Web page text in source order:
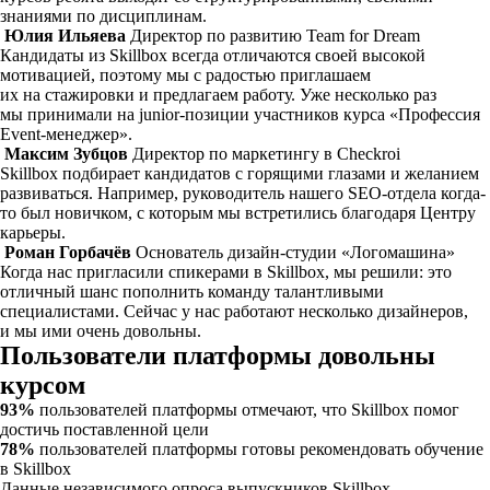
знаниями по дисциплинам.
Юлия Ильяева Директор по развитию Team for Dream
Кандидаты из Skillbox всегда отличаются своей высокой
мотивацией, поэтому мы с радостью приглашаем
их на стажировки и предлагаем работу. Уже несколько раз
мы принимали на junior-позиции участников курса «Профессия
Event-менеджер».
Максим Зубцов Директор по маркетингу в Checkroi
Skillbox подбирает кандидатов с горящими глазами и желанием
развиваться. Например, руководитель нашего SEO-отдела когда-
то был новичком, с которым мы встретились благодаря Центру
карьеры.
Роман Горбачёв Основатель дизайн-студии «Логомашина»
Когда нас пригласили спикерами в Skillbox, мы решили: это
отличный шанс пополнить команду талантливыми
специалистами. Сейчас у нас работают несколько дизайнеров,
и мы ими очень довольны.
Пользователи платформы довольны
курсом
93% пользователей платформы отмечают, что Skillbox помог
достичь поставленной цели
78% пользователей платформы готовы рекомендовать обучение
в Skillbox